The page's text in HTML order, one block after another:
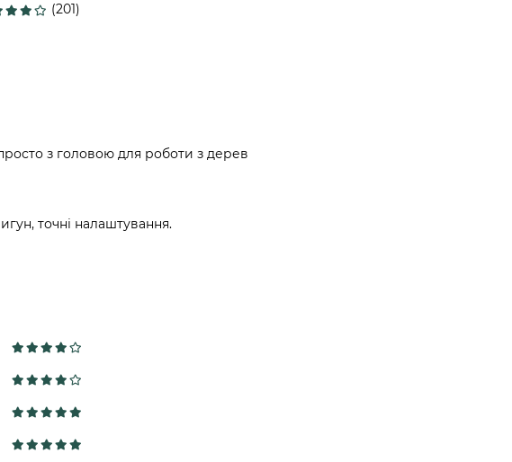
(201)
з головою для роботи з дерев
точні налаштування.